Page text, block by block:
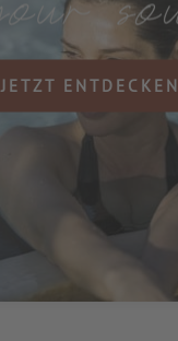
JETZT ENTDECKEN